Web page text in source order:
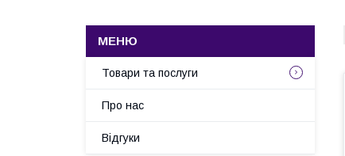
Товари та послуги
Про нас
Відгуки